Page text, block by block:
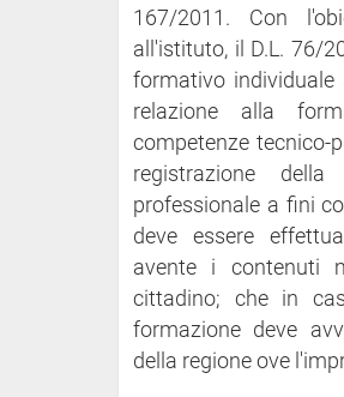
167/2011. Con
all'istituto, il D.L. 76/
formativo individuale
relazione alla
competenze tecnico-
registrazione
professionale a fini
deve essere
avente i contenuti
cittadino; che in
formazione deve
della regione ove